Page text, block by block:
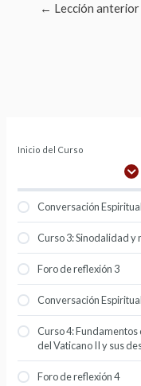
Inicio del Curso
Conversación Espiritual
Curso 3: Sinodalidad
Foro de reflexión 3
Conversación Espiritual
Curso 4:
del Vaticano II y sus
Foro de reflexión 4
← Lección anterior